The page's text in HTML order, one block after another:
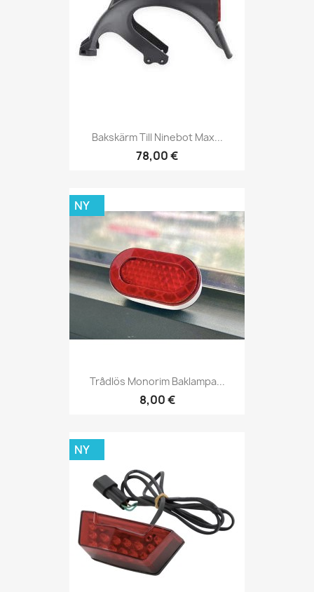
Bakskärm Till Ninebot Max...
78,00 €
Trådlös Monorim Baklampa...
8,00 €
NY
NY